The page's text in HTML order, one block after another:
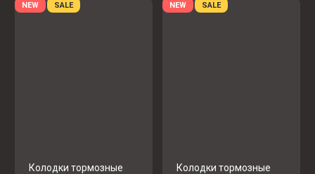
NEW SALE
Колодки тормозные
NEW SALE
Колодки тормозные